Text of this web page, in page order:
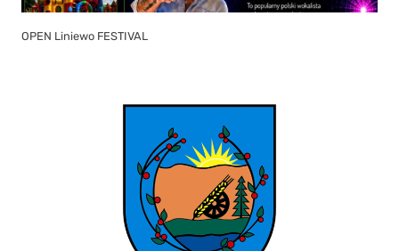
OPEN Liniewo FESTIVAL